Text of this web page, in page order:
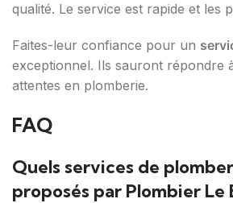
qualité. Le service est rapide et les
Faites-leur confiance pour un
exceptionnel. Ils sauront répondre
attentes en plomberie.
FAQ
Quels services de
proposés par Plombier Le